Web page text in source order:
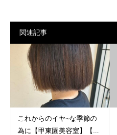
関連記事
これからのイヤ~な季節の
為に【甲東園美容室】【...